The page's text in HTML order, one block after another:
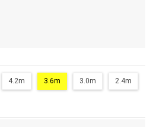
4.2m 3.6m 3.0m 2.4m